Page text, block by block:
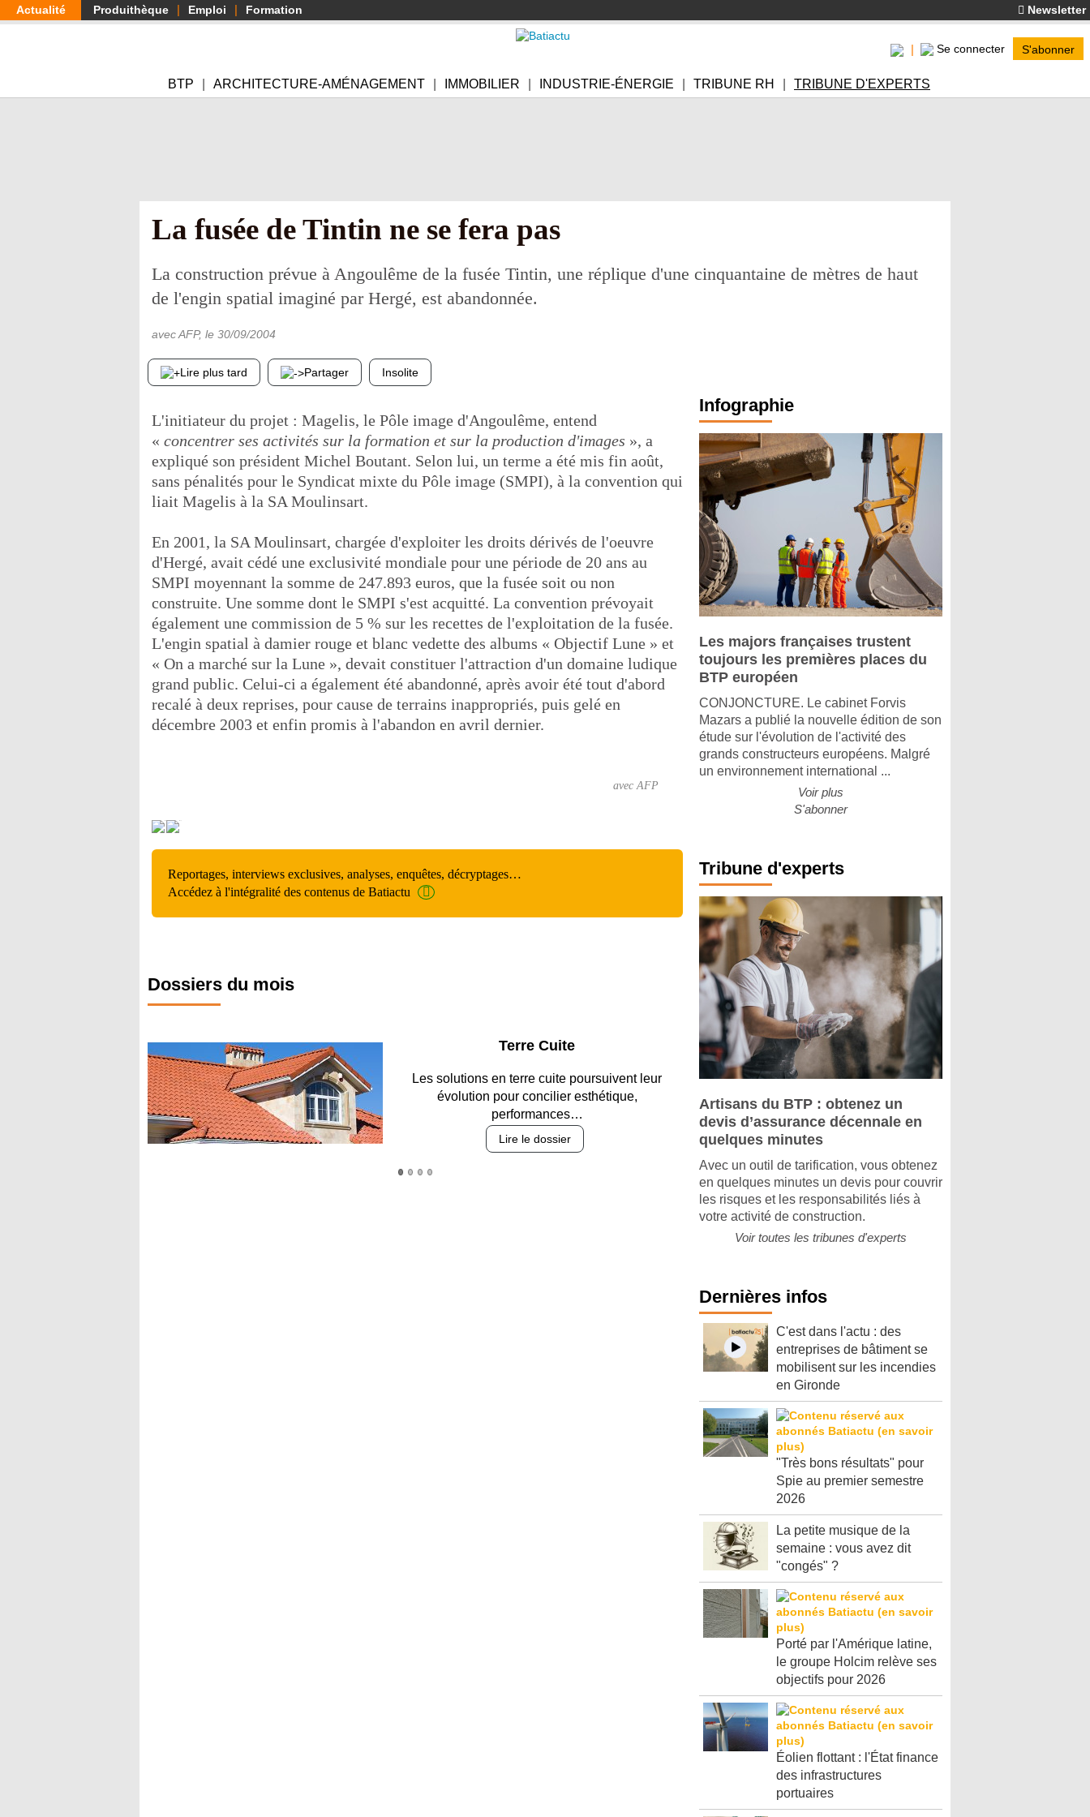
Aller
au
Actualité Produithèque Emploi Formation Newsletter
Se connecter S'abonner
BTP ARCHITECTURE-AMÉNAGEMENT IMMOBILIER INDUSTRIE-ÉNERGIE TRIBUNE RH TRIBUNE D'EXPERTS
La fusée de Tintin ne se fera pas
La construction prévue à Angoulême de la fusée Tintin, une réplique d'une cinquantaine de mètres de haut
de l'engin spatial imaginé par Hergé, est abandonnée.
avec AFP, le 30/09/2004
Lire plus tard Partager Insolite
L'initiateur du projet : Magelis, le Pôle image d'Angoulême, entend
« concentrer ses activités sur la formation et sur la production d'images », a
expliqué son président Michel Boutant. Selon lui, un terme a été mis fin août,
sans pénalités pour le Syndicat mixte du Pôle image (SMPI), à la convention qui
liait Magelis à la SA Moulinsart.
En 2001, la SA Moulinsart, chargée d'exploiter les droits dérivés de l'oeuvre
d'Hergé, avait cédé une exclusivité mondiale pour une période de 20 ans au
SMPI moyennant la somme de 247.893 euros, que la fusée soit ou non
construite. Une somme dont le SMPI s'est acquitté. La convention prévoyait
également une commission de 5 % sur les recettes de l'exploitation de la fusée.
L'engin spatial à damier rouge et blanc vedette des albums « Objectif Lune » et
« On a marché sur la Lune », devait constituer l'attraction d'un domaine ludique
grand public. Celui-ci a également été abandonné, après avoir été tout d'abord
recalé à deux reprises, pour cause de terrains inappropriés, puis gelé en
décembre 2003 et enfin promis à l'abandon en avril dernier.
avec AFP
Reportages, interviews exclusives, analyses, enquêtes, décryptages…
Accédez à l'intégralité des contenus de Batiactu
Dossiers du mois
Parking et garages
Entre circulation, sécurisation des accès, durabilité
des revêtements et intégration…
Lire le dossier
Infographie
Les majors françaises trustent
toujours les premières places du
BTP européen
CONJONCTURE. Le cabinet Forvis
Mazars a publié la nouvelle édition de son
étude sur l'évolution de l'activité des
grands constructeurs européens. Malgré
un environnement international ...
Voir plus
S'abonner
Tribune d'experts
Artisans du BTP : obtenez un
devis d’assurance décennale en
quelques minutes
Avec un outil de tarification, vous obtenez
en quelques minutes un devis pour couvrir
les risques et les responsabilités liés à
votre activité de construction.
Voir toutes les tribunes d'experts
Dernières infos
C'est dans l'actu : des
entreprises de bâtiment se
mobilisent sur les incendies
en Gironde
"Très bons résultats" pour
Spie au premier semestre
2026
La petite musique de la
semaine : vous avez dit
"congés" ?
Porté par l'Amérique latine,
le groupe Holcim relève ses
objectifs pour 2026
Éolien flottant : l'État finance
des infrastructures
portuaires